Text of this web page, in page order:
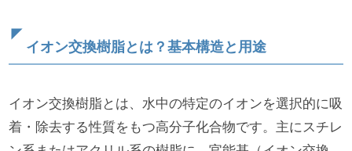
イオン交換樹脂とは？基本構造と用途
イオン交換樹脂とは、水中の特定のイオンを選択的に吸
着・除去する性質をもつ高分子化合物です。主にスチレ